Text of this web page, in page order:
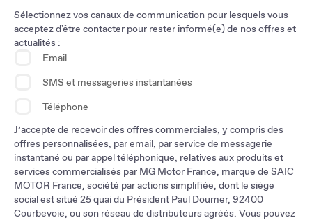
La Réunion
Sélectionnez vos canaux de communication pour lesquels vous
acceptez d'être contacter pour rester informé(e) de nos offres et
actualités :
Email
SMS et messageries instantanées
Téléphone
J’accepte de recevoir des offres commerciales, y compris des
offres personnalisées, par email, par service de messagerie
instantané ou par appel téléphonique, relatives aux produits et
services commercialisés par MG Motor France, marque de SAIC
MOTOR France, société par actions simplifiée, dont le siège
social est situé 25 quai du Président Paul Doumer, 92400
Courbevoie, ou son réseau de distributeurs agréés. Vous pouvez